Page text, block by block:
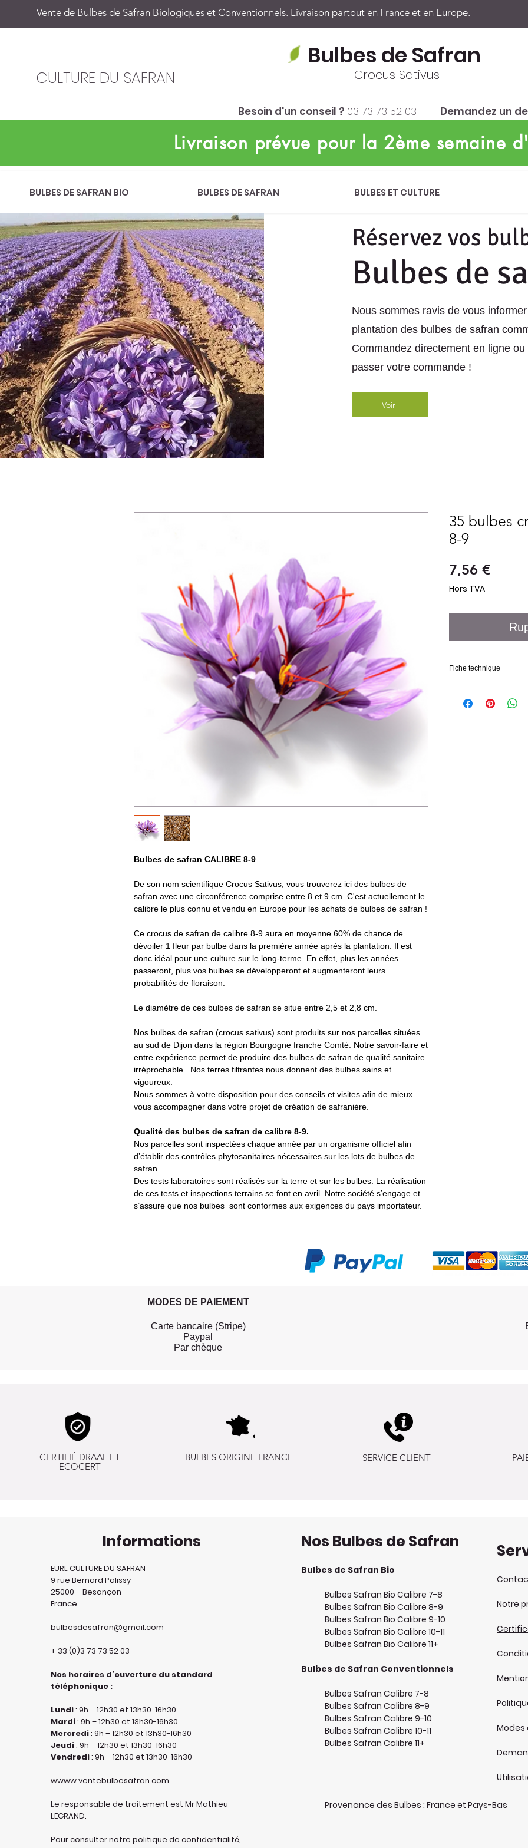
Vente de Bulbes de Safran Biologiques et Conventionnels. Livraison partout en France et en Europe.
CULTURE DU SAFRAN
Bulbes de Safran
Crocus Sativus
Besoin d'un conseil ? 03 73 73 52 03 Demandez un
Livraison prévue pour la 2ème semaine
BULBES DE SAFRAN BIO BULBES DE SAFRAN BULBES ET CULTURE
Réservez vos
Bulbes de
Nous sommes ravis de vous
plantation des bulbes de safran
Commandez directement en ligne
passer votre commande !
Voir
Bulbes de safran CALIBRE 8-9
De son nom scientifique Crocus Sativus, vous trouverez ici des bulbes de
safran avec une circonférence comprise entre 8 et 9 cm. C'est actuellement le
calibre le plus connu et vendu en Europe pour les achats de bulbes de safran !
Ce crocus de safran de calibre 8-9 aura en moyenne 60% de chance de
dévoiler 1 fleur par bulbe dans la première année après la plantation. Il est
donc idéal pour une culture sur le long-terme. En effet, plus les années
passeront, plus vos bulbes se développeront et augmenteront leurs
probabilités de floraison.
Le diamètre de ces bulbes de safran se situe entre 2,5 et 2,8 cm.
Nos bulbes de safran (crocus sativus) sont produits sur nos parcelles situées
au sud de Dijon dans la région Bourgogne franche Comté. Notre savoir-faire et
entre expérience permet de produire des bulbes de safran de qualité sanitaire
irréprochable . Nos terres filtrantes nous donnent des bulbes sains et
vigoureux.
Nous sommes à votre disposition pour des conseils et visites afin de mieux
vous accompagner dans votre projet de création de safranière.
Qualité des bulbes de safran de calibre 8-9.
Nos parcelles sont inspectées chaque année par un organisme officiel afin
d’établir des contrôles phytosanitaires nécessaires sur les lots de bulbes de
safran.
Des tests laboratoires sont réalisés sur la terre et sur les bulbes. La réalisation
de ces tests et inspections terrains se font en avril. Notre société s’engage et
s’assure que nos bulbes sont conformes aux exigences du pays importateur.
35 bulbes
8-9
7,56 €
Hors TVA
Fiche technique
Calibre des bulbes
MODES DE PAIEMENT
Carte bancaire (Stripe)
Paypal
Par chèque
CERTIFIÉ DRAAF ET
ECOCERT
BULBES ORIGINE FRANCE SERVICE CLIENT
Informations Nos Bulbes de Safran
Bulbes de Safran Bio
Bulbes Safran Bio Calibre 7-8
Bulbes Safran Bio Calibre 8-9
Bulbes Safran Bio Calibre 9-10
Bulbes Safran Bio Calibre 10-11
Bulbes Safran Bio Calibre 11+
Bulbes de Safran Conventionnels
Bulbes Safran Calibre 7-8
Bulbes Safran Calibre 8-9
Bulbes Safran Calibre 9-10
Bulbes Safran Calibre 10-11
Bulbes Safran Calibre 11+
Provenance des Bulbes : France et Pays-Bas
Notre
Modes
EURL CULTURE DU SAFRAN
9 rue Bernard Palissy
25000 – Besançon
France
bulbesdesafran@gmail.com
+ 33 (0)3 73 73 52 03
Nos horaires d’ouverture du standard
téléphonique :
Lundi: 9h – 12h30 et 13h30-16h30
Mardi: 9h – 12h30 et 13h30-16h30
Mercredi: 9h – 12h30 et 13h30-16h30
Jeudi: 9h – 12h30 et 13h30-16h30
Vendredi: 9h – 12h30 et 13h30-16h30
wwww.ventebulbesafran.com
Le responsable de traitement est Mr Mathieu
LEGRAND.
Pour consulter notre politique de confidentialité,